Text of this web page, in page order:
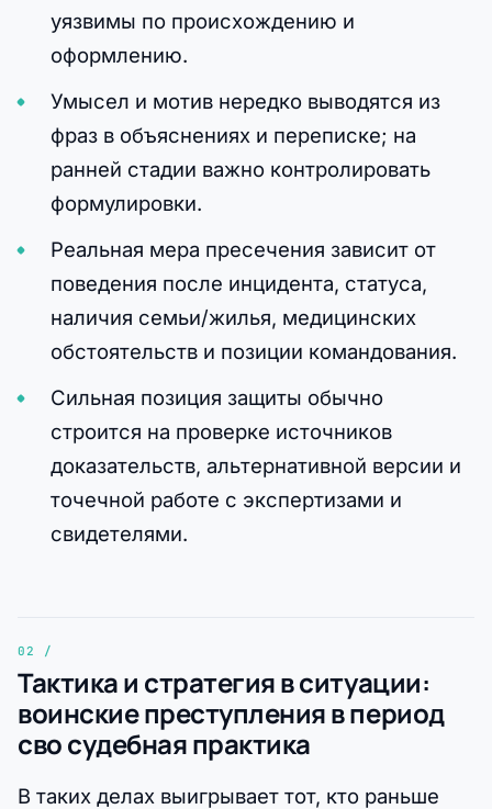
уязвимы по происхождению и
оформлению.
Умысел и мотив нередко выводятся из
фраз в объяснениях и переписке; на
ранней стадии важно контролировать
формулировки.
Реальная мера пресечения зависит от
поведения после инцидента, статуса,
наличия семьи/жилья, медицинских
обстоятельств и позиции командования.
Сильная позиция защиты обычно
строится на проверке источников
доказательств, альтернативной версии и
точечной работе с экспертизами и
свидетелями.
Тактика и стратегия в ситуации:
воинские преступления в период
сво судебная практика
В таких делах выигрывает тот, кто раньше